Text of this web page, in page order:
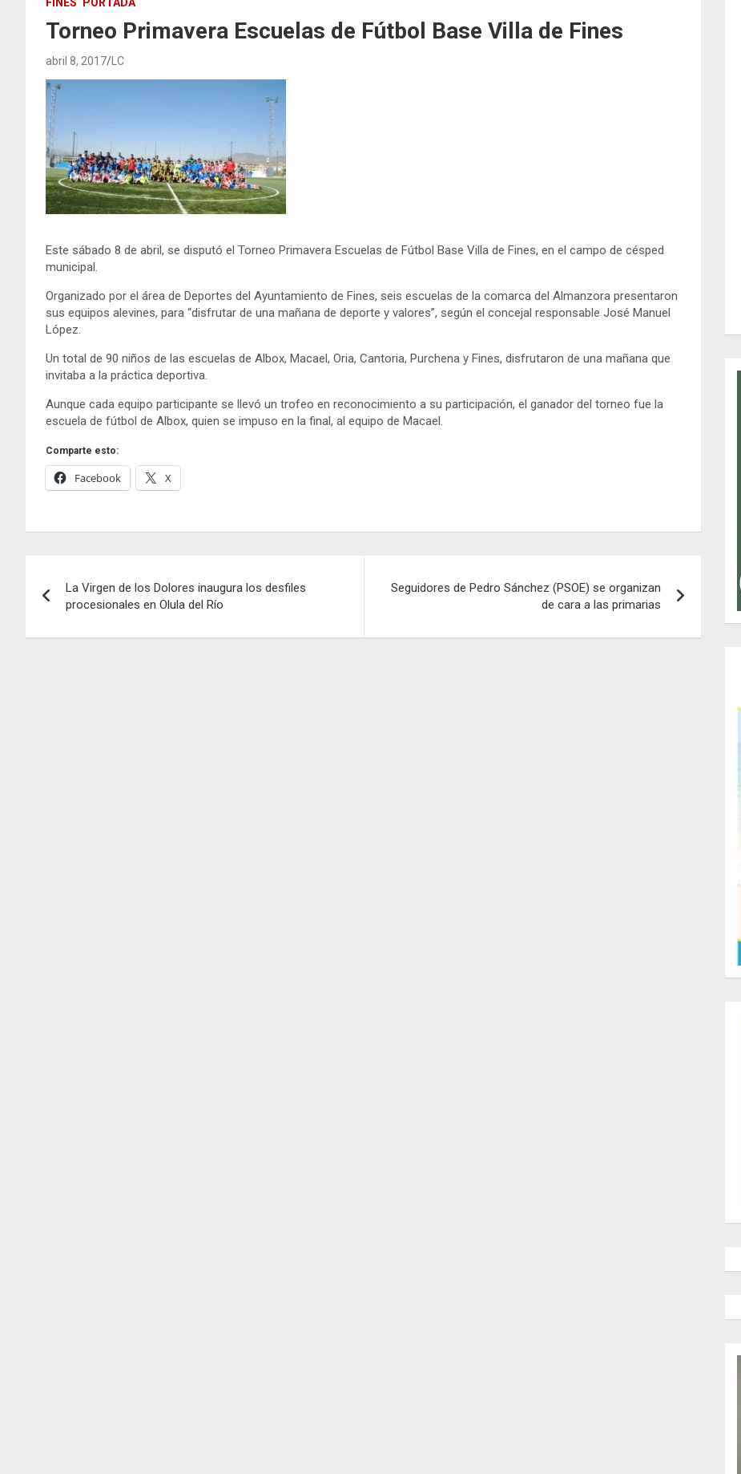
FINES PORTADA
Torneo Primavera Escuelas de Fútbol Base Villa de Fines
abril 8, 2017 LC
Este sábado 8 de abril, se disputó el Torneo Primavera Escuelas de Fútbol Base Villa de Fines, en el campo de césped
municipal.
Organizado por el área de Deportes del Ayuntamiento de Fines, seis escuelas de la comarca del Almanzora presentaron
sus equipos alevines, para “disfrutar de una mañana de deporte y valores”, según el concejal responsable José Manuel
López.
Un total de 90 niños de las escuelas de Albox, Macael, Oria, Cantoria, Purchena y Fines, disfrutaron de una mañana que
invitaba a la práctica deportiva.
Aunque cada equipo participante se llevó un trofeo en reconocimiento a su participación, el ganador del torneo fue la
escuela de fútbol de Albox, quien se impuso en la final, al equipo de Macael.
Comparte esto:
Facebook X
de
entradas
La Virgen de los Dolores inaugura los desfiles
procesionales en Olula del Río
Seguidores de Pedro Sánchez (PSOE) se organizan
de cara a las primarias